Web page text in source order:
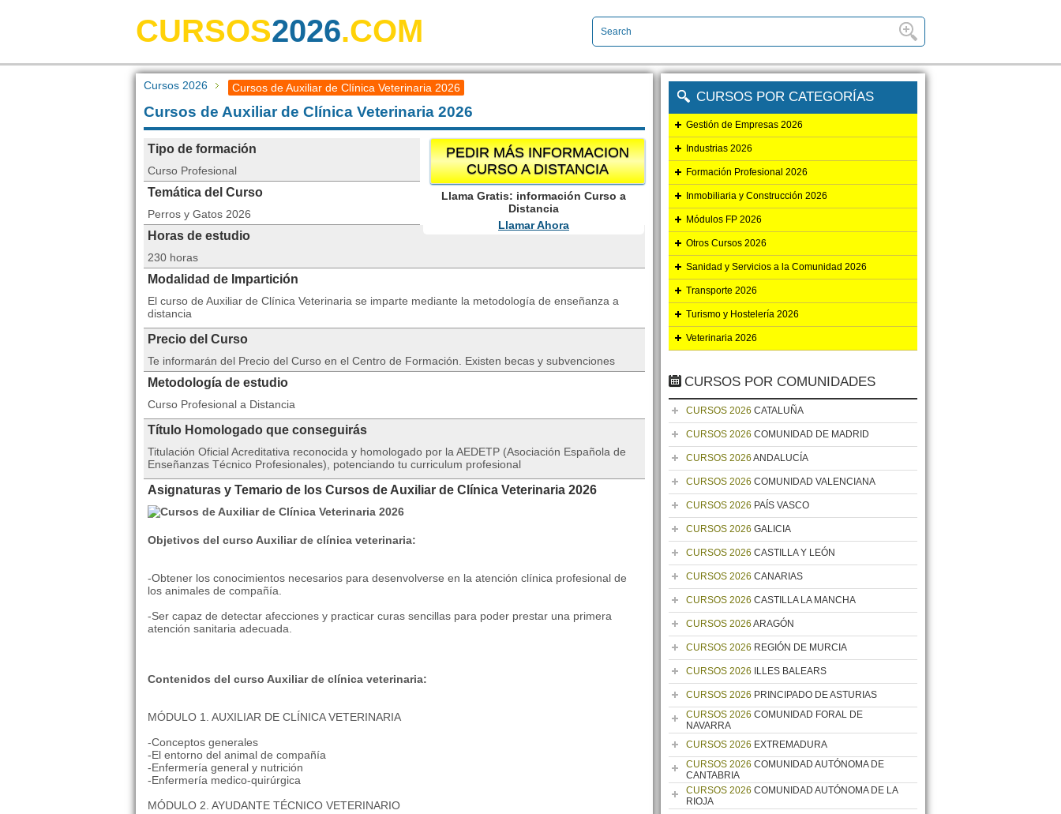
CURSOS2026.COM
Cursos 2026 Cursos de Auxiliar de Clínica Veterinaria 2026
Cursos de Auxiliar de Clínica Veterinaria 2026
PEDIR MÁS INFORMACION
CURSO A DISTANCIA
Llama Gratis: información Curso a
Distancia
Llamar Ahora
Tipo de formación
Curso Profesional
Temática del Curso
Perros y Gatos 2026
Horas de estudio
230 horas
Modalidad de Impartición
El curso de Auxiliar de Clínica Veterinaria se imparte mediante la metodología de enseñanza a
distancia
Precio del Curso
Te informarán del Precio del Curso en el Centro de Formación. Existen becas y subvenciones
Metodología de estudio
Curso Profesional a Distancia
Título Homologado que conseguirás
Titulación Oficial Acreditativa reconocida y homologado por la AEDETP (Asociación Española de
Enseñanzas Técnico Profesionales), potenciando tu curriculum profesional
Asignaturas y Temario de los Cursos de Auxiliar de Clínica Veterinaria 2026
Objetivos del curso Auxiliar de clínica veterinaria:
-Obtener los conocimientos necesarios para desenvolverse en la atención clínica profesional de
los animales de compañía.
-Ser capaz de detectar afecciones y practicar curas sencillas para poder prestar una primera
atención sanitaria adecuada.
Contenidos del curso Auxiliar de clínica veterinaria:
MÓDULO 1. AUXILIAR DE CLÍNICA VETERINARIA
-Conceptos generales
-El entorno del animal de compañía
-Enfermería general y nutrición
-Enfermería medico-quirúrgica
MÓDULO 2. AYUDANTE TÉCNICO VETERINARIO
CURSOS POR CATEGORÍAS
Gestión de Empresas 2026
Industrias 2026
Formación Profesional 2026
Inmobiliaria y Construcción 2026
Módulos FP 2026
Otros Cursos 2026
Sanidad y Servicios a la Comunidad 2026
Transporte 2026
Turismo y Hostelería 2026
Veterinaria 2026
CURSOS POR COMUNIDADES
CURSOS 2026 CATALUÑA
CURSOS 2026 COMUNIDAD DE MADRID
CURSOS 2026 ANDALUCÍA
CURSOS 2026 COMUNIDAD VALENCIANA
CURSOS 2026 PAÍS VASCO
CURSOS 2026 GALICIA
CURSOS 2026 CASTILLA Y LEÓN
CURSOS 2026 CANARIAS
CURSOS 2026 CASTILLA LA MANCHA
CURSOS 2026 ARAGÓN
CURSOS 2026 REGIÓN DE MURCIA
CURSOS 2026 ILLES BALEARS
CURSOS 2026 PRINCIPADO DE ASTURIAS
CURSOS 2026 COMUNIDAD FORAL DE
NAVARRA
CURSOS 2026 EXTREMADURA
CURSOS 2026 COMUNIDAD AUTÓNOMA DE
CANTABRIA
CURSOS 2026 COMUNIDAD AUTÓNOMA DE LA
RIOJA